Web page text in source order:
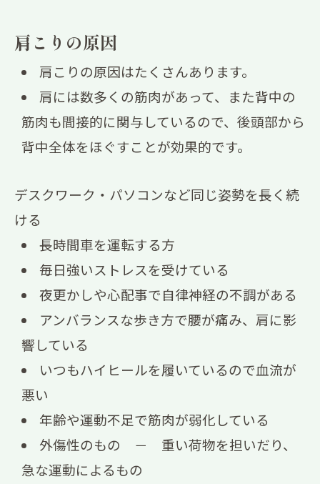
肩こりの原因
肩こりの原因はたくさんあります。
肩には数多くの筋肉があって、また背中の
筋肉も間接的に関与しているので、後頭部から
背中全体をほぐすことが効果的です。
デスクワーク・パソコンなど同じ姿勢を長く続
ける
長時間車を運転する方
毎日強いストレスを受けている
夜更かしや心配事で自律神経の不調がある
アンバランスな歩き方で腰が痛み、肩に影
響している
いつもハイヒールを履いているので血流が
悪い
年齢や運動不足で筋肉が弱化している
外傷性のもの － 重い荷物を担いだり、
急な運動によるもの